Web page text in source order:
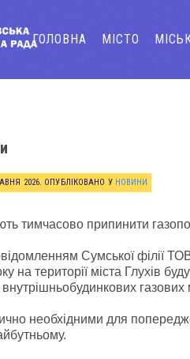
ГОЛОВНА МІСТО
2026. ОПУБЛІКОВАНО У НОВИНИ
тимчасово припинити
Сумської філії
на території міста Глухів
необхідними для